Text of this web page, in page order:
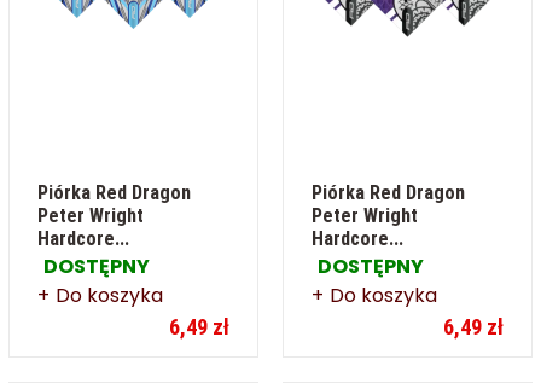
Piórka Red Dragon
Peter Wright
Hardcore...
DOSTĘPNY
Do koszyka
6,49 zł
Piórka Red Dragon
Peter Wright
Hardcore...
DOSTĘPNY
Do koszyka
6,49 zł